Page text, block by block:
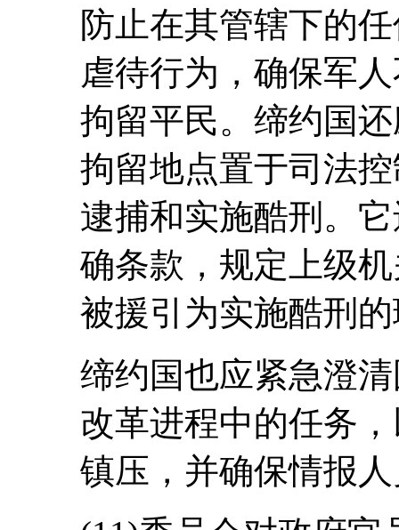
防止在其管辖下的
虐待行为，确保军
拘留平民。缔约国
拘留地点置于司法
逮捕和实施酷刑。
确条款，规定上级
被援引为实施酷刑
缔约国也应紧急澄
改革进程中的任务
镇压，并确保情报